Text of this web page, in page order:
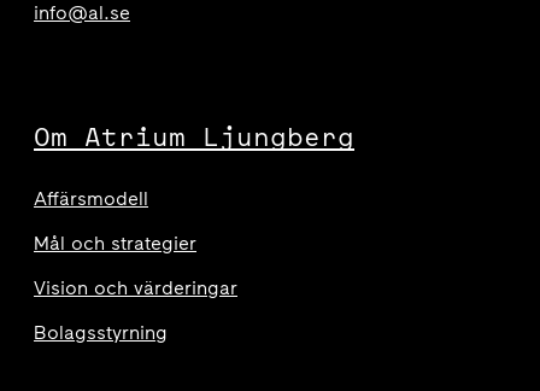
info@al.se
Om Atrium Ljungberg
Affärsmodell
Mål och strategier
Vision och värderingar
Bolagsstyrning